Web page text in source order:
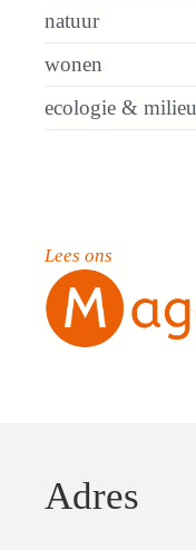
natuur
wonen
ecologie & milieu
Lees ons
Adres